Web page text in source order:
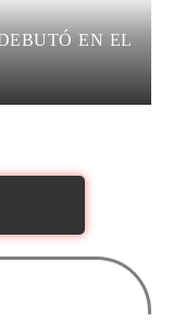
EN EL